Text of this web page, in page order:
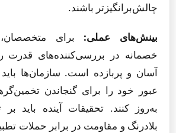
چالش‌برانگیزتر باشند.
بینش‌های عملی: برای
خصمانه در بررسی‌کننده‌های قدرت
آسان و پربازده است. سازمان‌ها
به‌روز کنند. تحقیقات آینده باید
بلادرنگ و مقاومت در برابر حملات